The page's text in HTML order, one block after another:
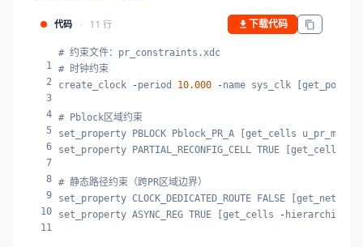
代码 11 行 下载代码
1
2
3
4
5
6
7
8
9
10
11
# 约束文件：pr_constraints.xdc
# 时钟约束
create_clock
-period 10.000 -name sys_clk [get_ports
# Pblock区域约束
set_property PBLOCK Pblock_PR_A [get_cells
set_property PARTIAL_RECONFIG_CELL TRUE [get_cells
# 静态路径约束（跨PR区域边界）
set_property CLOCK_DEDICATED_ROUTE FALSE [get_nets
set_property ASYNC_REG TRUE [get_cells
- hierarchical